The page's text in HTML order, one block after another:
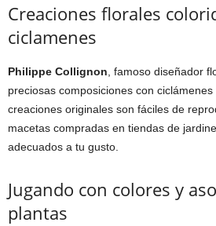
Creaciones florales
ciclamenes
Philippe Collignon , famoso diseñador
preciosas composiciones con
creaciones originales son fáciles de
macetas compradas en tiendas de
adecuados a tu gusto.
Jugando con colores y
plantas